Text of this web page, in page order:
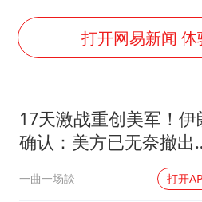
胡彦斌韩
百花奖开
夯实基础
打开网易新闻
17天激战重创美军！伊
确认：美方已无奈撤出
一曲一场談 打开